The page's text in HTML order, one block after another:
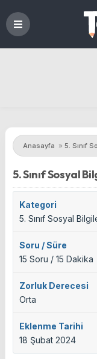
Anasayfa » 5. Sınıf
5. Sınıf Sosyal
Kategori
5. Sınıf Sosyal
Soru / Süre
15 Soru / 15 Dakika
Zorluk Derecesi
Orta
Eklenme Tarihi
18 Şubat 2024